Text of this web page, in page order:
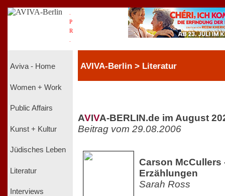
P
R
Aviva - Home
Women + Work
Public Affairs
Kunst + Kultur
Jüdisches Leben
Literatur
Interviews
AVIVA-Berlin > Literatur
AVIVA-BERLIN.de im August
Beitrag vom 29.08.2006
Carson McCullers
Erzählungen
Sarah Ross